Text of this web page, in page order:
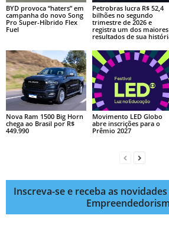
BYD provoca “haters” em
campanha do novo Song
Pro Super-Híbrido Flex
Fuel
Petrobras lucra R$ 52,4
bilhões no segundo
trimestre de 2026 e
registra um dos maiores
resultados de sua
Nova Ram 1500 Big Horn
chega ao Brasil por R$
449.990
Movimento LED Globo
abre inscrições para o
Prêmio 2027
Inscreva-se e receba as